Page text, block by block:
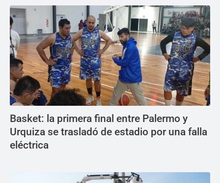
Basket: la primera final entre Palermo y
Urquiza se trasladó de estadio por una falla
eléctrica